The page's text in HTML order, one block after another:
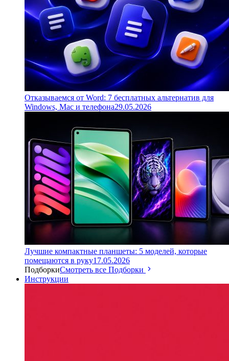
Отказываемся от Word: 7 бесплатных альтернатив для
Windows, Mac и телефона29.05.2026
Лучшие компактные планшеты: 5 моделей, которые
помещаются в руку17.05.2026
ПодборкиСмотреть все Подборки
Инструкции